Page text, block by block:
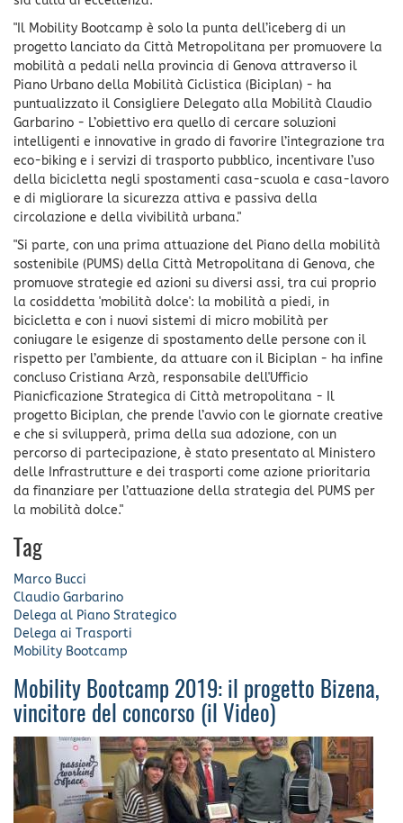
"Il Mobility Bootcamp è solo la punta dell’iceberg di un
progetto lanciato da Città Metropolitana per promuovere la
mobilità a pedali nella provincia di Genova attraverso il
Piano Urbano della Mobilità Ciclistica (Biciplan) - ha
puntualizzato il Consigliere Delegato alla Mobilità Claudio
Garbarino - L’obiettivo era quello di cercare soluzioni
intelligenti e innovative in grado di favorire l’integrazione tra
eco-biking e i servizi di trasporto pubblico, incentivare l’uso
della bicicletta negli spostamenti casa-scuola e casa-lavoro
e di migliorare la sicurezza attiva e passiva della
circolazione e della vivibilità urbana."
"Si parte, con una prima attuazione del Piano della mobilità
sostenibile (PUMS) della Città Metropolitana di Genova, che
promuove strategie ed azioni su diversi assi, tra cui proprio
la cosiddetta 'mobilità dolce': la mobilità a piedi, in
bicicletta e con i nuovi sistemi di micro mobilità per
coniugare le esigenze di spostamento delle persone con il
rispetto per l’ambiente, da attuare con il Biciplan - ha infine
concluso Cristiana Arzà, responsabile dell'Ufficio
Pianicficazione Strategica di Città metropolitana - Il
progetto Biciplan, che prende l’avvio con le giornate creative
e che si svilupperà, prima della sua adozione, con un
percorso di partecipazione, è stato presentato al Ministero
delle Infrastrutture e dei trasporti come azione prioritaria
da finanziare per l’attuazione della strategia del PUMS per
la mobilità dolce."
Tag
Marco Bucci
Claudio Garbarino
Delega al Piano Strategico
Delega ai Trasporti
Mobility Bootcamp
Mobility Bootcamp 2019: il progetto Bizena,
vincitore del concorso (il Video)